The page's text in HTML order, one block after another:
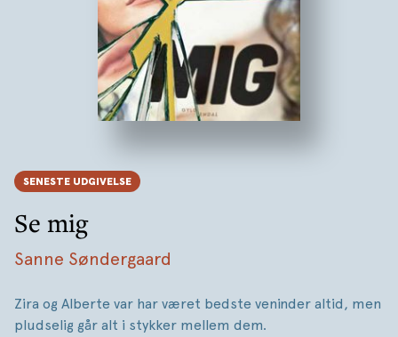
SENESTE UDGIVELSE
Se mig
Sanne Søndergaard
Zira og Alberte var har været bedste veninder altid, men
pludselig går alt i stykker mellem dem.